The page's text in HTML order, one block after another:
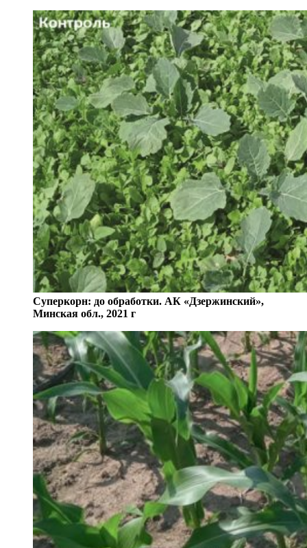
Суперкорн: до обработки. АК «Дзержинский»,
Минская обл., 2021 г